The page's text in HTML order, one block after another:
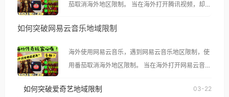
茄取消海外地区限制。 当在海外打开腾讯视频，却突
示语。 海外用户如香港、澳门、台湾、美国、加拿
像其他音乐平台一样，出现地区及版权限制问题，且
仅能在中国大陆地区播放。 遇到这个问题的朋友们，
使用番茄回国加速器，即可解决「海外用户收听腾讯
如何突破网易云音乐地域限制
海外使用网易云音乐，遇到网易云音乐地区限制，使
用番茄取消海外地区限制。 当在海外打开网易云音
播放”的提示语。 海外用户如香港、澳门、台湾、美
如何突破爱奇艺地域限制 03-22